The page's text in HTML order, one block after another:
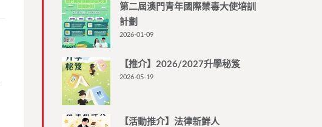
第二屆澳門青年國際禁毒大使培訓
計劃
2026-01-09
【推介】2026/2027升學秘笈
2026-05-19
【活動推介】法律新鮮人